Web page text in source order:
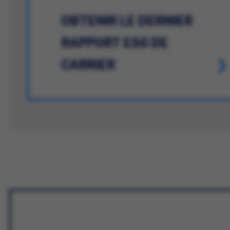
OBTENIR LE DERNIER
RAPPORT ESG DE
CARRIER